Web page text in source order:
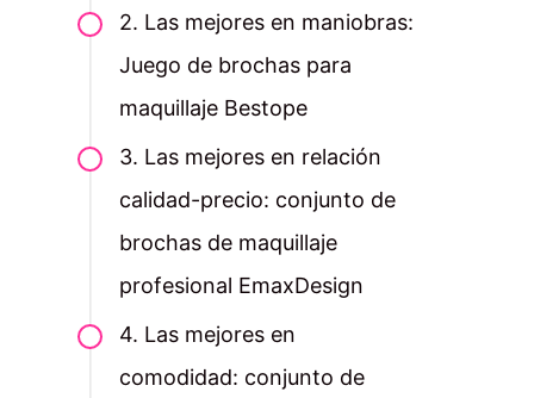
2. Las mejores en maniobras:
Juego de brochas para
maquillaje Bestope
3. Las mejores en relación
calidad-precio: conjunto de
brochas de maquillaje
profesional EmaxDesign
4. Las mejores en
comodidad: conjunto de